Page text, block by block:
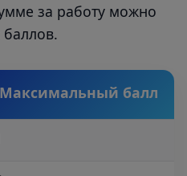
за работу можно
Максимальный балл